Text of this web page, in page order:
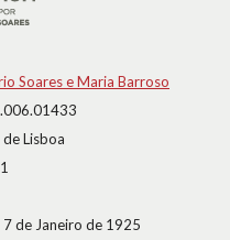
Soares e Maria Barroso
Lisboa
de Janeiro de 1925